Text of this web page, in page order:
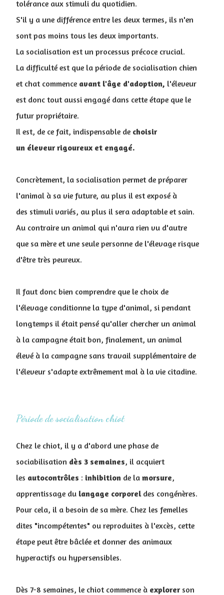
tolérance aux stimuli du quotidien.
S'il y a une différence entre les deux termes, ils n'en
sont pas moins tous les deux importants.
La socialisation est un processus précoce crucial.
La difficulté est que la période de socialisation chien
et chat commence avant l'âge d'adoption, l'éleveur
est donc tout aussi engagé dans cette étape que le
futur propriétaire.
Il est, de ce fait, indispensable de choisir
un éleveur rigoureux et engagé.
Concrètement, la socialisation permet de préparer
l'animal à sa vie future, au plus il est exposé à
des stimuli variés, au plus il sera adaptable et sain.
Au contraire un animal qui n'aura rien vu d'autre
que sa mère et une seule personne de l'élevage risque
d'être très peureux.
Il faut donc bien comprendre que le choix de
l'élevage conditionne la type d'animal, si pendant
longtemps il était pensé qu'aller chercher un animal
à la campagne était bon, finalement, un animal
élevé à la campagne sans travail supplémentaire de
l'éleveur s'adapte extrêmement mal à la vie citadine.
Période de socialisation chiot
Chez le chiot, il y a d'abord une phase de
sociabilisation dès 3 semaines, il acquiert
les autocontrôles : inhibition de la morsure,
apprentissage du langage corporeldes congénères.
Pour cela, il a besoin de sa mère. Chez les femelles
dites "incompétentes" ou reproduites à l'excès, cette
étape peut être bâclée et donner des animaux
hyperactifs ou hypersensibles.
Dès 7-8 semaines, le chiot commence à explorerson